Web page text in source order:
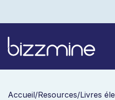
Accueil/Resources/